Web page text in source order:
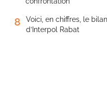
8
Voici, en chiffres, le
d’Interpol Rabat